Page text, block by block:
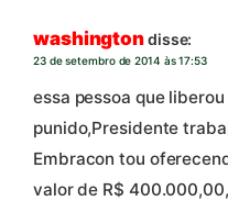
washingtondisse:
23 de setembro de 2014 às 17:53
essa pessoa que
punido,Presidente
Embracon tou
valor de R$